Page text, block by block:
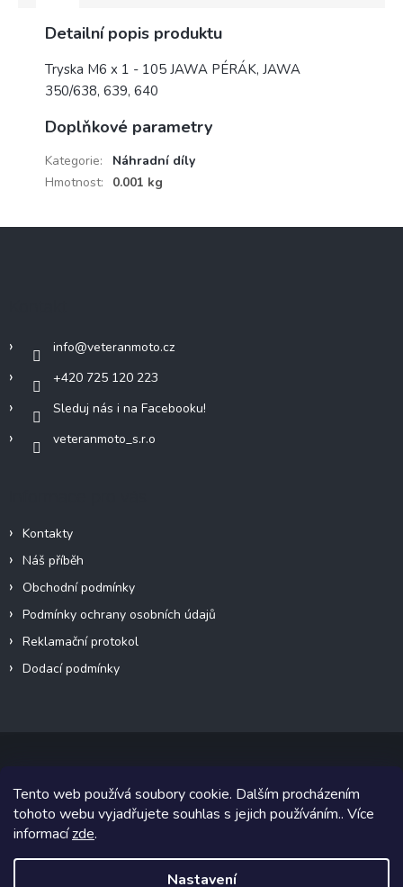
Tento web používá soubory cookie. Dalším procházením
tohoto webu vyjadřujete souhlas s jejich používáním.. Více
informacízde.
Nastavení
Detailní popis produktu
Tryska M6 x 1 - 105 JAWA PÉRÁK, JAWA
350/638, 639, 640
Doplňkové parametry
Kategorie:
Náhradní díly
Hmotnost: 0.001 kg
info@veteranmoto.cz
+420 725 120 223
Sleduj nás i na Facebooku!
veteranmoto_s.r.o
Kontakty
Náš příběh
Obchodní podmínky
Podmínky ochrany osobních údajů
Reklamační protokol
Dodací podmínky
Copyright 2026VeteránMoto s.r.o.. Všechna práva vyhrazena.
Grafický návrh vytvořil a na Shoptet implementoval
Shoptetak.cz.